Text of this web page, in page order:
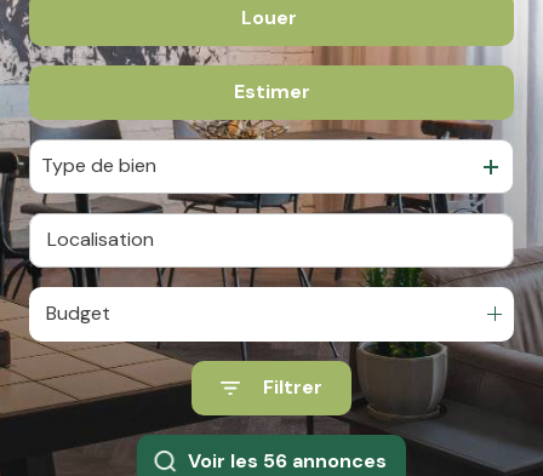
ATP
alerte
e-
mail
financement
contact
De l'immo pro
Louer
De l'immo pro
Estimer
Type de bien
Budget
Filtrer
Voir les 56 annonces